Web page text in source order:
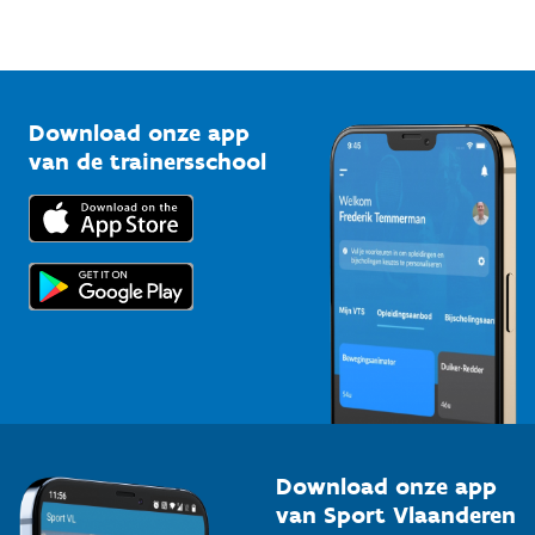
Bedrijven
Trainers en begeleiders
Topsporters
Vlaamse Trainersschool
Kennisplatform
Downloads
Voor de pers
Download onze app
van de trainersschool
Download onze app
van Sport Vlaanderen